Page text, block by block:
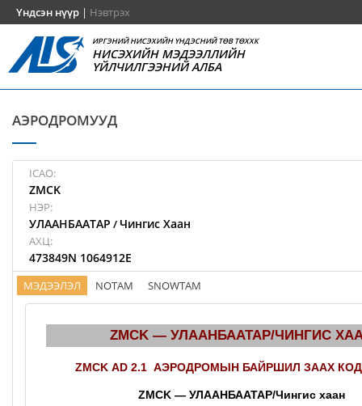
Үндсэн нүүр | Нэвтрэх
ИРГЭНИЙ НИСЭХИЙН ҮНДЭСНИЙ ТӨВ ТӨХХК
НИСЭХИЙН МЭДЭЭЛЛИЙН
ҮЙЛЧИЛГЭЭНИЙ АЛБА
АЭРОДРОМУУД
ICAO:
ZMCK
НЭР:
УЛААНБААТАР / Чингис Хаан
АХЦ:
473849N 1064912E
МЭДЭЭЛЭЛ NOTAM SNOWTAM